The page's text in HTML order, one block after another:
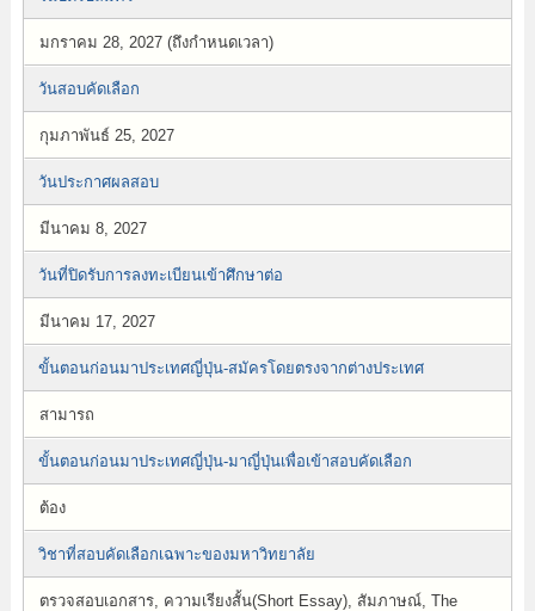
มกราคม 28, 2027 (ถึงกำหนดเวลา)
วันสอบคัดเลือก
กุมภาพันธ์ 25, 2027
วันประกาศผลสอบ
มีนาคม 8, 2027
วันที่ปิดรับการลงทะเบียนเข้าศึกษาต่อ
มีนาคม 17, 2027
ขั้นตอนก่อนมาประเทศญี่ปุ่น-สมัครโดยตรงจากต่างประเทศ
สามารถ
ขั้นตอนก่อนมาประเทศญี่ปุ่น-มาญี่ปุ่นเพื่อเข้าสอบคัดเลือก
ต้อง
วิชาที่สอบคัดเลือกเฉพาะของมหาวิทยาลัย
ตรวจสอบเอกสาร, ความเรียงสั้น(Short Essay), สัมภาษณ์, The